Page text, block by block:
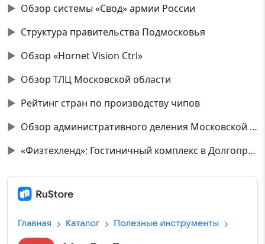
▶ Обзор системы «Свод» армии России
▶ Структура правительства Подмосковья
▶ Обзор «Hornet Vision Ctrl»
▶ Обзор ТЛЦ Московской области
▶ Рейтинг стран по производству чипов
▶
Обзор административного деления Московской области
▶
«Физтехленд»: Гостиничный комплекс в Долгопрудном